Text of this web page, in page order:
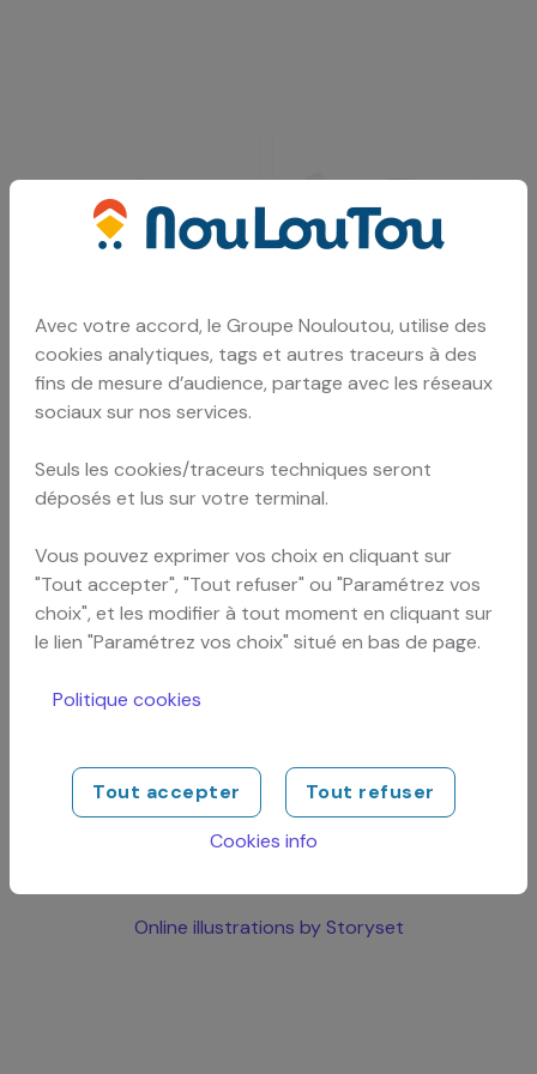
Catastrophe, une erreur
est survenue !
Elle a été transmise par courriel aux administrateurs du
Emmenez-moi à la page d'accueil
Online illustrations by Storyset
Avec votre accord, le Groupe Nouloutou, utilise des
cookies analytiques, tags et autres traceurs à des
fins de mesure d’audience, partage avec les réseaux
sociaux sur nos services.
Seuls les cookies/traceurs techniques seront
déposés et lus sur votre terminal.
Vous pouvez exprimer vos choix en cliquant sur
"Tout accepter", "Tout refuser" ou "Paramétrez vos
choix", et les modifier à tout moment en cliquant sur
le lien "Paramétrez vos choix" situé en bas de page.
Politique cookies
Tout accepter
Tout refuser
Cookies info